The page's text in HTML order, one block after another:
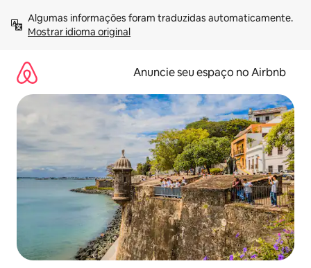
para
Mostrar idioma original
Anuncie seu espaço no Airbnb